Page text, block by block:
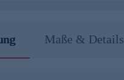
Maße & Details